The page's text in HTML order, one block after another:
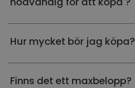
Hur mycket bör jag köpa?
Finns det ett maxbelopp?